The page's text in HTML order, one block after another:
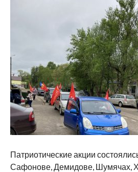
Патриотические акции
Сафонове, Демидове, Шумячах,